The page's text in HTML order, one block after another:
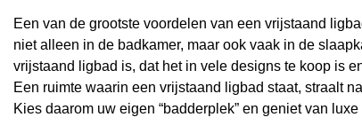
Een van de grootste voordelen van een vrijstaand
niet alleen in de badkamer, maar ook vaak in de
vrijstaand ligbad is, dat het in vele designs te koop is
Een ruimte waarin een vrijstaand ligbad staat, straalt
Kies daarom uw eigen “badderplek” en geniet van